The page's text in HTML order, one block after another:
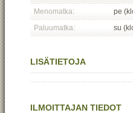
Menomatka:
pe
Paluumatka:
su
LISÄTIETOJA
ILMOITTAJAN TIEDOT